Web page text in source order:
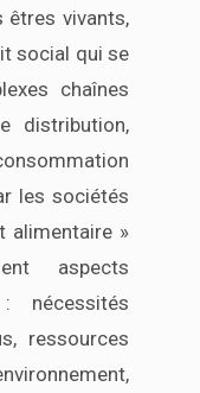
êtres vivants,
social qui se
chaînes
distribution,
les sociétés
alimentaire »
aspects
nécessités
ressources